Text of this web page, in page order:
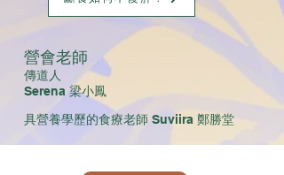
​營會老師
傳道人
Serena 梁小鳳
具營養學歷的食療老師 Suviira 鄭勝堂